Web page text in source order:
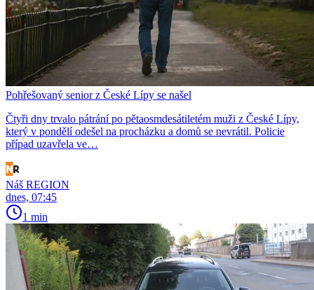
Pohřešovaný senior z České Lípy se našel
Čtyři dny trvalo pátrání po pětaosmdesátiletém muži z České Lípy,
který v pondělí odešel na procházku a domů se nevrátil. Policie
případ uzavřela ve…
Náš REGION
dnes, 07:45
1 min